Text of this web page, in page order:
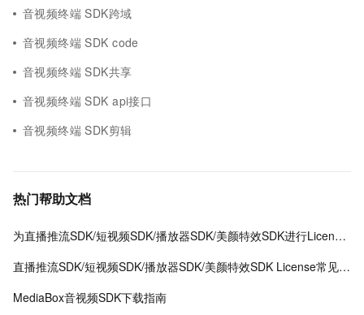
音视频终端 SDK跨域
音视频终端 SDK code
音视频终端 SDK共享
音视频终端 SDK api接口
音视频终端 SDK剪辑
热门帮助文档
为直播推流SDK/短视频SDK/播放器SDK/美颜特效SDK进行License授权
直播推流SDK/短视频SDK/播放器SDK/美颜特效SDK License常见问题
MediaBox音视频SDK下载指南